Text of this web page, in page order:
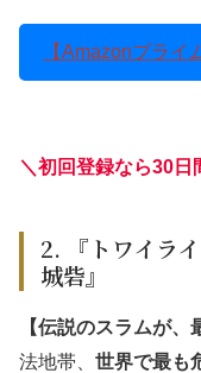
【Amazonプライ
＼初回登録なら30日
2. 『トワイラ
城砦』
【伝説のスラムが、
法地帯、 世界で最も